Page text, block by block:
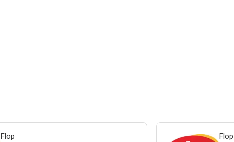
Flop Flop